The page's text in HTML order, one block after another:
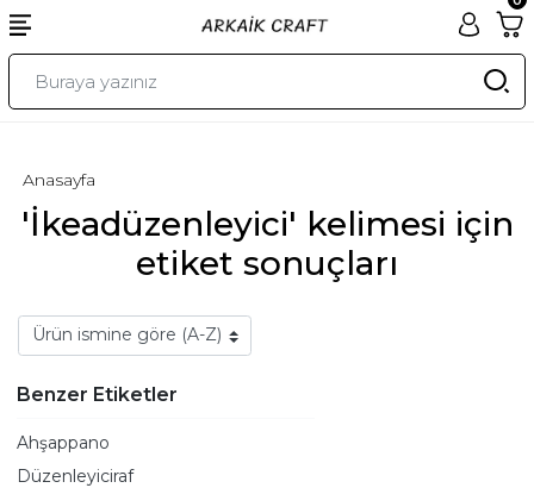
'İkeadüzenleyici' kelimesi için
etiket sonuçları
Anasayfa
Benzer Etiketler
Ahşappano
Düzenleyiciraf